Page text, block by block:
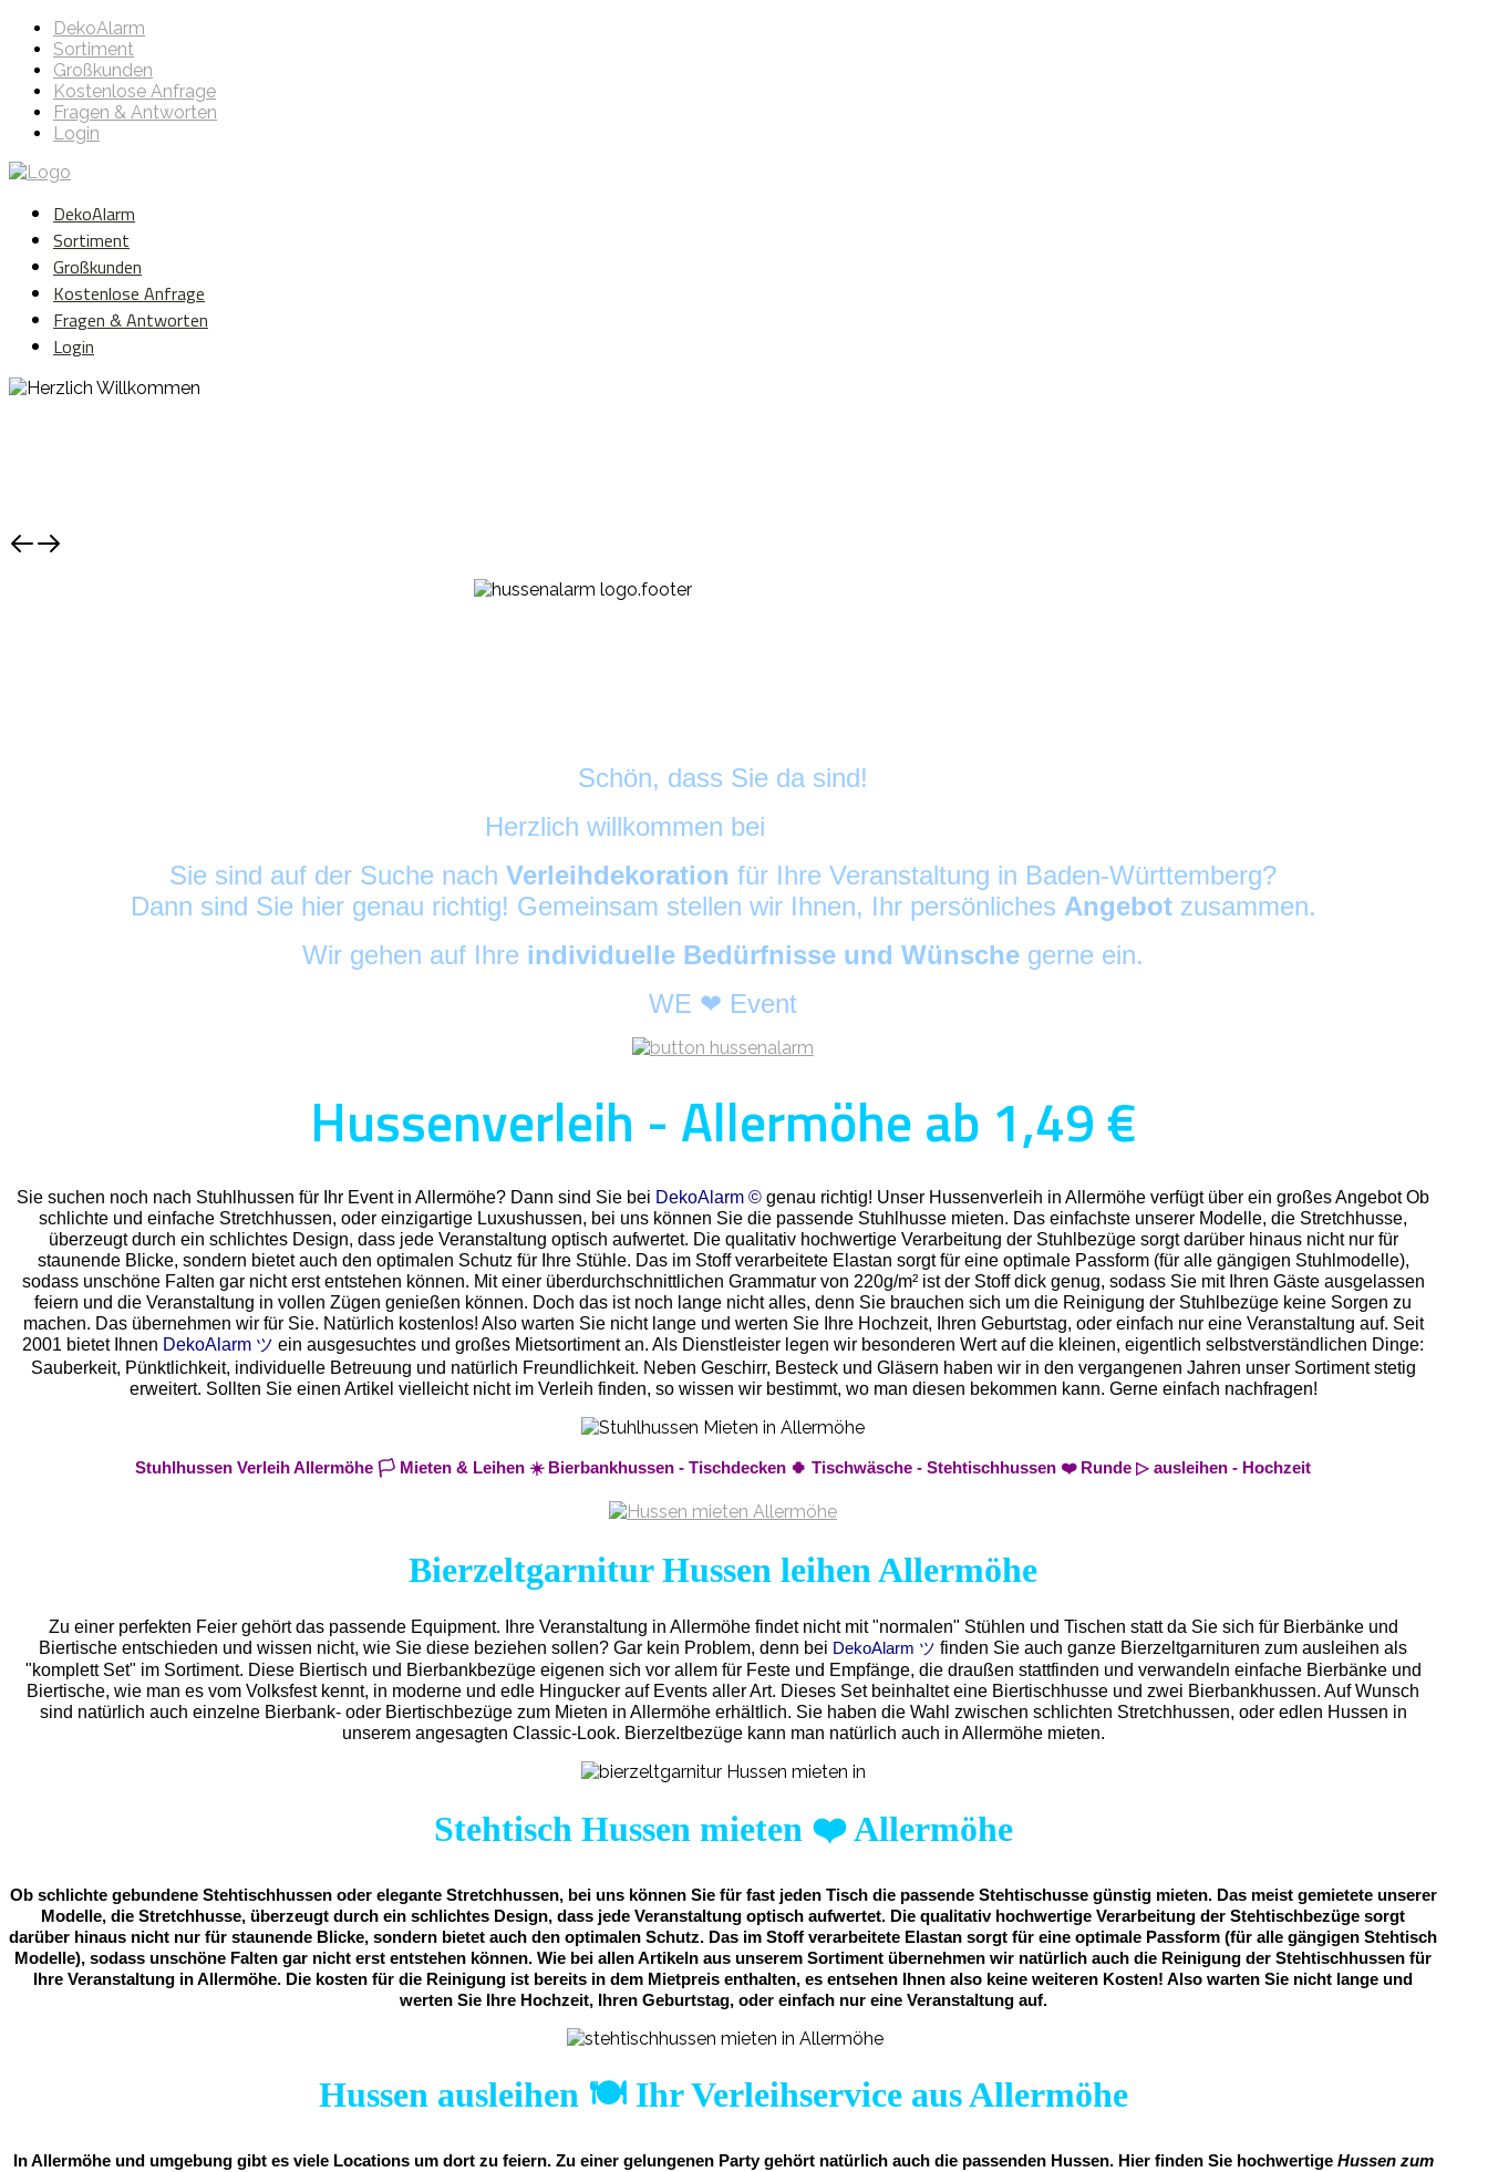
DekoAlarm
Sortiment
Großkunden
Kostenlose Anfrage
Fragen & Antworten
Login
DekoAlarm
Sortiment
Großkunden
Kostenlose Anfrage
Fragen & Antworten
Login
Schön, dass Sie da sind!
Herzlich willkommen bei
Sie sind auf der Suche nach Verleihdekoration für Ihre Veranstaltung in Baden-Württemberg?
Dann sind Sie hier genau richtig! Gemeinsam stellen wir Ihnen, Ihr persönliches Angebot zusammen.
Wir gehen auf Ihre individuelle Bedürfnisse und Wünsche gerne ein.
WE ❤ Event
Hussenverleih - Allermöhe ab 1,49 €
Sie suchen noch nach Stuhlhussen für Ihr Event in Allermöhe? Dann sind Sie bei DekoAlarm © genau richtig! Unser Hussenverleih in Allermöhe verfügt über ein großes Angebot Ob
schlichte und einfache Stretchhussen, oder einzigartige Luxushussen, bei uns können Sie die passende Stuhlhusse mieten. Das einfachste unserer Modelle, die Stretchhusse,
überzeugt durch ein schlichtes Design, dass jede Veranstaltung optisch aufwertet. Die qualitativ hochwertige Verarbeitung der Stuhlbezüge sorgt darüber hinaus nicht nur für
staunende Blicke, sondern bietet auch den optimalen Schutz für Ihre Stühle. Das im Stoff verarbeitete Elastan sorgt für eine optimale Passform (für alle gängigen Stuhlmodelle),
sodass unschöne Falten gar nicht erst entstehen können. Mit einer überdurchschnittlichen Grammatur von 220g/m² ist der Stoff dick genug, sodass Sie mit Ihren Gäste ausgelassen
feiern und die Veranstaltung in vollen Zügen genießen können. Doch das ist noch lange nicht alles, denn Sie brauchen sich um die Reinigung der Stuhlbezüge keine Sorgen zu
machen. Das übernehmen wir für Sie. Natürlich kostenlos! Also warten Sie nicht lange und werten Sie Ihre Hochzeit, Ihren Geburtstag, oder einfach nur eine Veranstaltung auf. Seit
2001 bietet Ihnen DekoAlarm ツ ein ausgesuchtes und großes Mietsortiment an. Als Dienstleister legen wir besonderen Wert auf die kleinen, eigentlich selbstverständlichen Dinge:
Sauberkeit, Pünktlichkeit, individuelle Betreuung und natürlich Freundlichkeit. Neben Geschirr, Besteck und Gläsern haben wir in den vergangenen Jahren unser Sortiment stetig
erweitert. Sollten Sie einen Artikel vielleicht nicht im Verleih finden, so wissen wir bestimmt, wo man diesen bekommen kann. Gerne einfach nachfragen!
Stuhlhussen Verleih Allermöhe 🏳️ Mieten & Leihen ☀️ Bierbankhussen - Tischdecken 🍀 Tischwäsche - Stehtischhussen ❤️ Runde ▷ ausleihen - Hochzeit
Bierzeltgarnitur Hussen leihen Allermöhe
Zu einer perfekten Feier gehört das passende Equipment.
Ihre Veranstaltung in Allermöhe findet nicht mit "normalen" Stühlen und Tischen statt da Sie sich für Bierbänke und
Biertische entschieden und wissen nicht, wie Sie diese beziehen sollen? Gar kein Problem, denn bei DekoAlarm ツ finden Sie auch ganze Bierzeltgarnituren zum ausleihen als
"komplett Set" im Sortiment. Diese Biertisch und Bierbankbezüge eigenen sich vor allem für Feste und Empfänge, die draußen stattfinden und verwandeln einfache Bierbänke und
Biertische, wie man es vom Volksfest kennt, in moderne und edle Hingucker auf Events aller Art. Dieses Set beinhaltet eine Biertischhusse und zwei Bierbankhussen. Auf Wunsch
sind natürlich auch einzelne Bierbank- oder Biertischbezüge zum Mieten in Allermöhe erhältlich. Sie haben die Wahl zwischen schlichten Stretchhussen, oder edlen Hussen in
unserem angesagten Classic-Look. Bierzeltbezüge kann man natürlich auch in Allermöhe mieten.
Stehtisch Hussen mieten ❤️Allermöhe
Ob schlichte gebundene Stehtischhussen oder elegante Stretchhussen, bei uns können Sie für fast jeden Tisch die passende Stehtischusse günstig mieten. Das meist gemietete unserer
Modelle, die Stretchhusse, überzeugt durch ein schlichtes Design, dass jede Veranstaltung optisch aufwertet. Die qualitativ hochwertige Verarbeitung der Stehtischbezüge sorgt
darüber hinaus nicht nur für staunende Blicke, sondern bietet auch den optimalen Schutz. Das im Stoff verarbeitete Elastan sorgt für eine optimale Passform (für alle gängigen Stehtisch
Modelle), sodass unschöne Falten gar nicht erst entstehen können. Wie bei allen Artikeln aus unserem Sortiment übernehmen wir natürlich auch die Reinigung der Stehtischhussen für
Ihre Veranstaltung in Allermöhe. Die kosten für die Reinigung ist bereits in dem Mietpreis enthalten, es entsehen Ihnen also keine weiteren Kosten! Also warten Sie nicht lange und
werten Sie Ihre Hochzeit, Ihren Geburtstag, oder einfach nur eine Veranstaltung auf.
Hussen ausleihen 🍽️ Ihr Verleihservice aus Allermöhe
In Allermöhe und umgebung gibt es viele Locations um dort zu feiern. Zu einer gelungenen Party gehört natürlich auch die passenden Hussen. Hier finden Sie hochwertige Hussen zum